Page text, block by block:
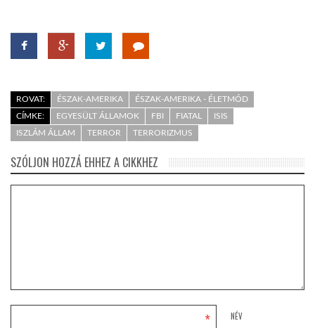
ROVAT: ÉSZAK-AMERIKA
ÉSZAK-AMERIKA - ÉLETMÓD
CÍMKE:
EGYESÜLT ÁLLAMOK FBI FIATAL
ISIS
ISZLÁM ÁLLAM
TERROR TERRORIZMUS
SZÓLJON HOZZÁ EHHEZ A CIKKHEZ
NÉV
*